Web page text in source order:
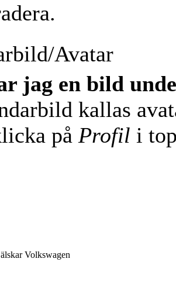
Avatar
jag en bild
kallas
på Profil i
Volkswagen